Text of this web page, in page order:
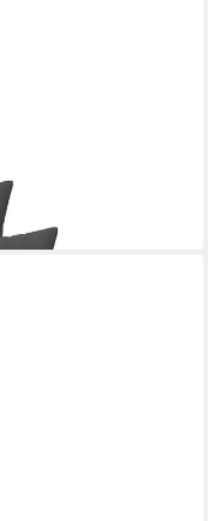
Dunkelgrau 40 x 60